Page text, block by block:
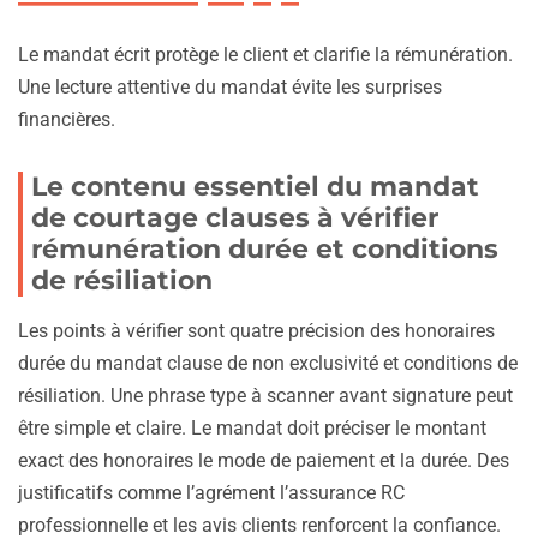
Le mandat écrit protège le client et clarifie la rémunération.
Une lecture attentive du mandat évite les surprises
financières.
Le contenu essentiel du mandat
de courtage clauses à vérifier
rémunération durée et conditions
de résiliation
Les points à vérifier sont quatre précision des honoraires
durée du mandat clause de non exclusivité et conditions de
résiliation. Une phrase type à scanner avant signature peut
être simple et claire. Le mandat doit préciser le montant
exact des honoraires le mode de paiement et la durée. Des
justificatifs comme l’agrément l’assurance RC
professionnelle et les avis clients renforcent la confiance.